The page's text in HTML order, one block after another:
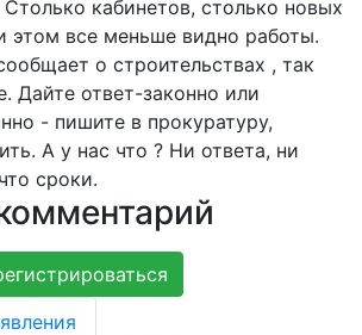
кабинетов, столько новых
этом все меньше видно работы.
о строительствах , так
Дайте ответ-законно или
- пишите в прокуратуру,
А у нас что ? Ни ответа, ни
сроки.